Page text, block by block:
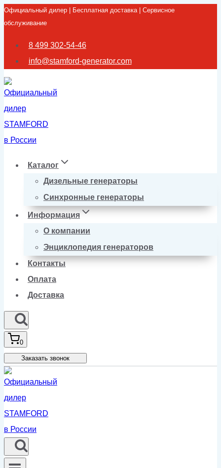
Перейти
к
содержимому
Официальный дилер | Бесплатная доставка | Сервисное
обслуживание
8 499 302-54-46
info@stamford-generator.com
Каталог
Дизельные генераторы
Синхронные генераторы
Информация
О компании
Энциклопедия генераторов
Контакты
Оплата
Доставка
0
Заказать звонок